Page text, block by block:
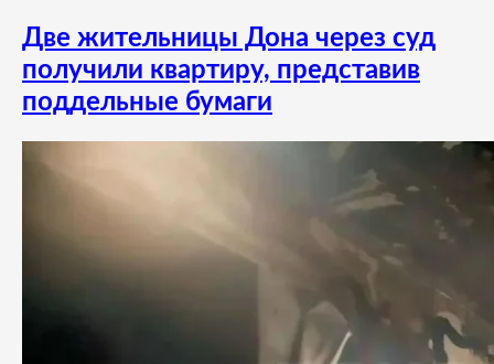
Две жительницы Дона через суд
получили квартиру, представив
поддельные бумаги